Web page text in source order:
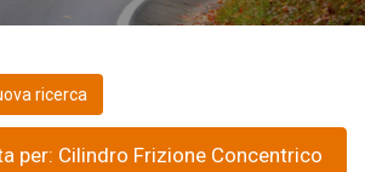
per: Cilindro Frizione Concentrico